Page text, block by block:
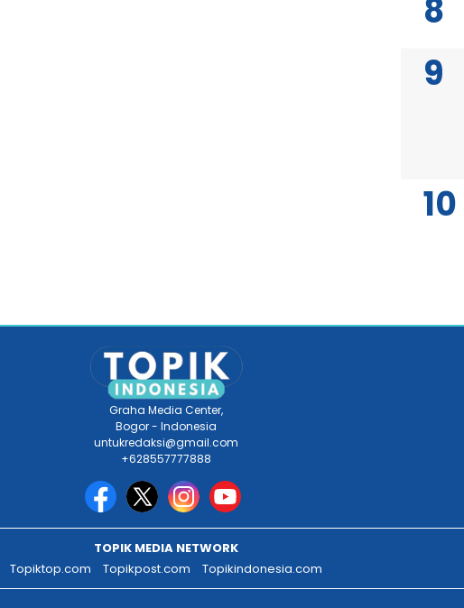
Graha Media Center,
Bogor - Indonesia
untukredaksi@gmail.com
+628557777888
TOPIK MEDIA NETWORK
Topiktop.com
Topikpost.com Topikindonesia.com